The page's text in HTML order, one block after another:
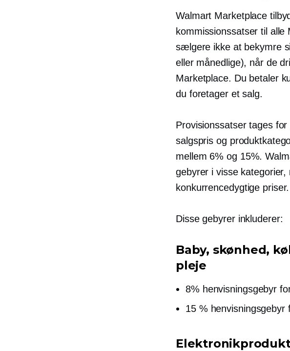
Walmart Marketplace
kommissionssatser til
sælgere ikke at bekymre
eller månedlige), når de
Marketplace. Du betaler
du foretager et salg.
Provisionssatser tages
salgspris og
mellem 6% og 15%.
gebyrer i visse
konkurrencedygtige priser.
Disse gebyrer inkluderer:
Baby, skønhed,
pleje
8% henvisningsgebyr
15 %